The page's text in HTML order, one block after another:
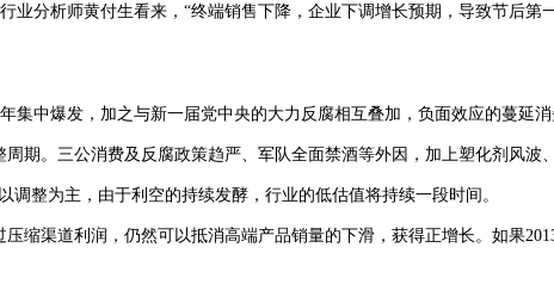
分析师黄付生看来，“终端销售下降，企业下调增长预期，导致节后第
中爆发，加之与新一届党中央的大力反腐相互叠加，负面效应的蔓延消
。三公消费及反腐政策趋严、军队全面禁酒等外因，加上塑化剂风波
整为主，由于利空的持续发酵，行业的低估值将持续一段时间。
渠道利润，仍然可以抵消高端产品销量的下滑，获得正增长。如果